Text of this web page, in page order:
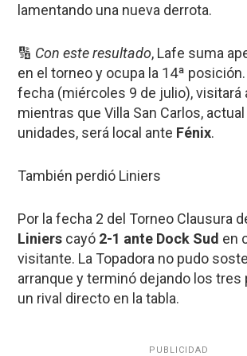
lamentando una nueva derrota.
🔢 Con este resultado, Lafe suma
en el torneo y ocupa la 14ª
fecha (miércoles 9 de julio), visitará
mientras que Villa San Carlos,
unidades, será local ante Fénix.
También perdió Liniers
Por la fecha 2 del Torneo Clausura
Liniers cayó 2-1 ante Dock Sud en
visitante. La Topadora no pudo
arranque y terminó dejando los tres
un rival directo en la tabla.
PUBLICIDAD